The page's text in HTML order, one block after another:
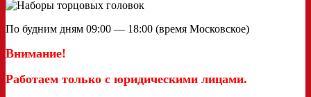
По будним дням 09:00 — 18:00 (время Московское)
Внимание!
Работаем только с юридическими лицами.